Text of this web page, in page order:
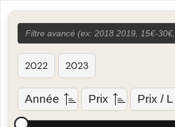
2022 2023
Année Prix Prix / L